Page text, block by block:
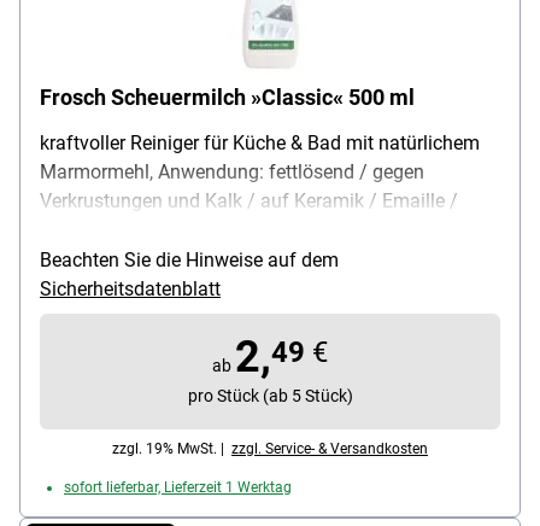
Frosch Scheuermilch »Classic« 500 ml
kraftvoller Reiniger für Küche & Bad mit natürlichem
Marmormehl, Anwendung: fettlösend / gegen
Verkrustungen und Kalk / auf Keramik / Emaille /
Glaskeramikkochflächen, Eigenschaften: über 70%
fettlösende Tenside aus Raps / besonders haut- und
materialfreundlich, Inhalt pro Flasche: 500 ml
Beachten Sie die Hinweise auf dem
Sicherheitsdatenblatt
ab 2,49 €
pro Stück (ab 5 Stück)
zzgl. 19% MwSt. | zzgl. Service- & Versandkosten
sofort lieferbar, Lieferzeit 1 Werktag